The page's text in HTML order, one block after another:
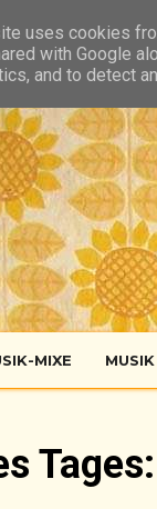
MIXE
uses cookies
with Google
and to detect